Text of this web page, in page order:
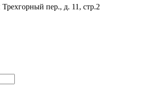
пер., д. 11, стр.2